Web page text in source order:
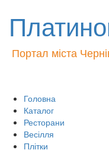
Портал міста
Головна
Каталог
Ресторани
Весілля
Плітки